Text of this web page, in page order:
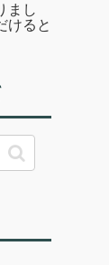
まし
けると